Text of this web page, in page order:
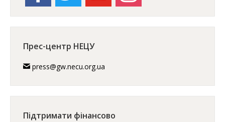
Прес-центр НЕЦУ
press@gw.necu.org.ua
Підтримати фінансово